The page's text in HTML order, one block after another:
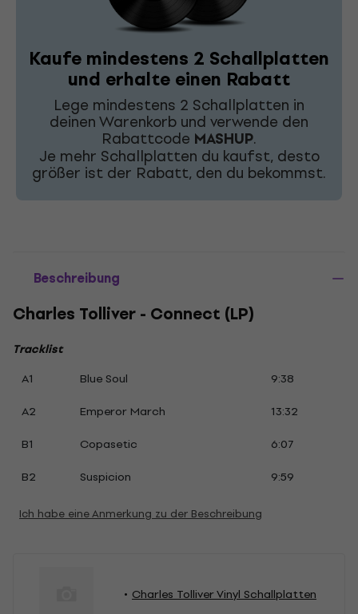
Kaufe mindestens 2 Schallplatten
und erhalte einen Rabatt
Lege mindestens 2 Schallplatten in
deinen Warenkorb und verwende den
Rabattcode MASHUP.
Je mehr Schallplatten du kaufst, desto
größer ist der Rabatt, den du bekommst.
Beschreibung
Charles Tolliver - Connect (LP)
Tracklist
A1
Blue Soul
9:38
A2
Emperor March
13:32
B1
Copasetic
6:07
B2
Suspicion 9:59
Ich habe eine Anmerkung zu der Beschreibung
Charles Tolliver Vinyl Schallplatten